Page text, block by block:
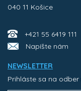
040 11 Košice
+421 55 6419 111
Napíšte nám
NEWSLETTER
Prihláste sa na